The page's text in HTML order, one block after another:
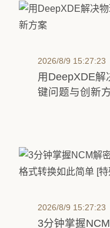
2026/8/9 15:27:23
用DeepXDE解
键问题与创新
2026/8/9 15:27:23
3分钟掌握